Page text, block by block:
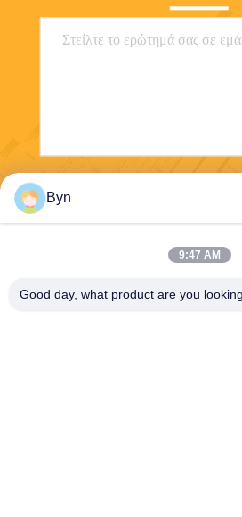
Byn
9:47 AM
Good day, what product are you